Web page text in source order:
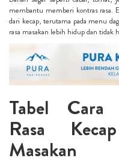
membantu memberi kontras rasa.
dari kecap, terutama pada menu
rasa masakan lebih hidup dan tidak
Tabel Cara
Rasa
Masakan